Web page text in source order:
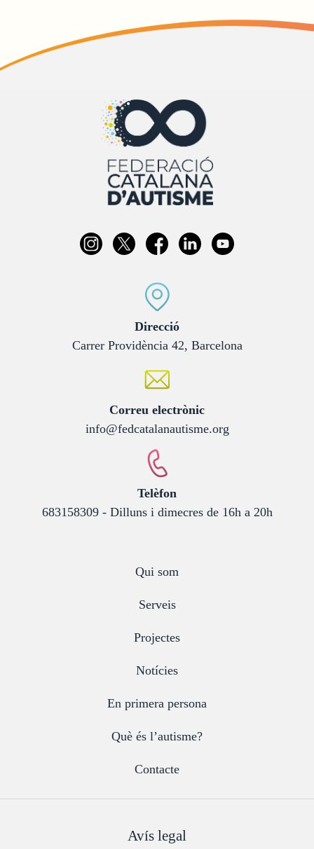
Direcció:
Carrer Providència 42, Barcelona
Correu electrònic:
info@fedcatalanautisme.org
Telèfon
683158309 - Dilluns i dimecres de 16h a 20h
Qui som
Serveis
Projectes
Notícies
En primera persona
Què és l’autisme?
Contacte
Avís legal